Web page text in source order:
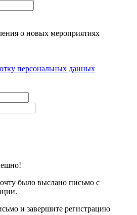
о новых мероприятиях
персональных данных
было выслано письмо с
и завершите регистрацию